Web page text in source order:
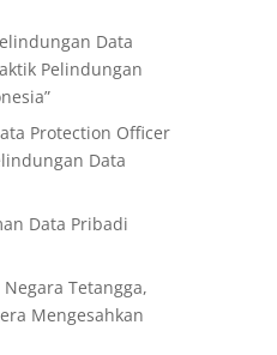
Data
Pelindungan
Protection Officer
Data
Data Pribadi
Tetangga,
Mengesahkan